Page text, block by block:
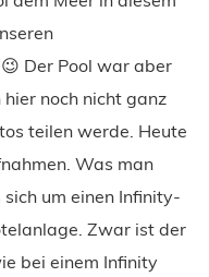
Der Pool war aber
noch nicht ganz
teilen werde. Heute
Was man
sich um einen Infinity-
Zwar ist der
bei einem Infinity